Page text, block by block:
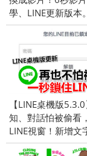
學、LINE更新版本
iPhone版)
【LINE桌機版
知、對話怕被偷看
LINE視窗！新增文
片、搜尋連結功能